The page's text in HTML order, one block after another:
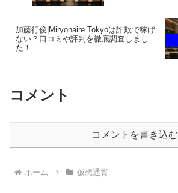
加藤行俊|Miryonaire Tokyoは詐欺で稼げ
ない？口コミや評判を徹底調査しまし
た！
コメント
コメントを書き込む
ホーム 仮想通貨